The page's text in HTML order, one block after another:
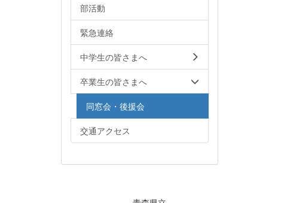
部活動
緊急連絡
中学生の皆さまへ
卒業生の皆さまへ
同窓会・後援会
交通アクセス